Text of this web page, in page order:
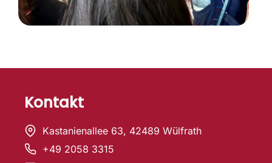
Kontakt
Kastanienallee 63, 42489 Wülfrath
+49 2058 3315